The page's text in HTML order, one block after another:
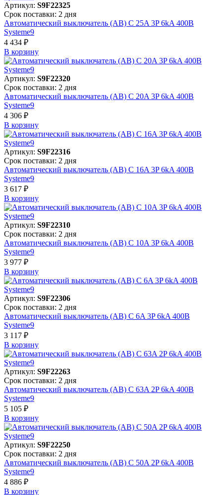
Артикул: S9F22325
Срок поставки: 2 дня
Автоматический выключатель (АВ) C 25A 3P 6kA 400В
Systeme9
4 434 ₽
В корзинy
Артикул: S9F22320
Срок поставки: 2 дня
Автоматический выключатель (АВ) C 20A 3P 6kA 400В
Systeme9
4 306 ₽
В корзинy
Артикул: S9F22316
Срок поставки: 2 дня
Автоматический выключатель (АВ) C 16A 3P 6kA 400В
Systeme9
3 617 ₽
В корзинy
Артикул: S9F22310
Срок поставки: 2 дня
Автоматический выключатель (АВ) C 10A 3P 6kA 400В
Systeme9
3 977 ₽
В корзинy
Артикул: S9F22306
Срок поставки: 2 дня
Автоматический выключатель (АВ) C 6A 3P 6kA 400В
Systeme9
3 117 ₽
В корзинy
Артикул: S9F22263
Срок поставки: 2 дня
Автоматический выключатель (АВ) C 63A 2P 6kA 400В
Systeme9
5 105 ₽
В корзинy
Артикул: S9F22250
Срок поставки: 2 дня
Автоматический выключатель (АВ) C 50A 2P 6kA 400В
Systeme9
4 886 ₽
В корзинy